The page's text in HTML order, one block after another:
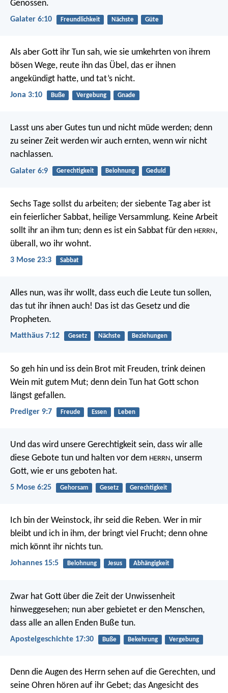
Genossen.
Galater 6:10 Freundlichkeit Nächste Güte
Als aber Gott ihr Tun sah, wie sie umkehrten von ihrem
bösen Wege, reute ihn das Übel, das er ihnen
angekündigt hatte, und tat’s nicht.
Jona 3:10 Buße Vergebung Gnade
Lasst uns aber Gutes tun und nicht müde werden; denn
zu seiner Zeit werden wir auch ernten, wenn wir nicht
nachlassen.
Galater 6:9 Gerechtigkeit Belohnung Geduld
Sechs Tage sollst du arbeiten; der siebente Tag aber ist
ein feierlicher Sabbat, heilige Versammlung. Keine Arbeit
sollt ihr an ihm tun; denn es ist ein Sabbat für den HERRN ,
überall, wo ihr wohnt.
3 Mose 23:3 Sabbat
Alles nun, was ihr wollt, dass euch die Leute tun sollen,
das tut ihr ihnen auch! Das ist das Gesetz und die
Propheten.
Matthäus 7:12 Gesetz Nächste Beziehungen
So geh hin und iss dein Brot mit Freuden, trink deinen
Wein mit gutem Mut; denn dein Tun hat Gott schon
längst gefallen.
Prediger 9:7 Freude Essen Leben
Und das wird unsere Gerechtigkeit sein, dass wir alle
diese Gebote tun und halten vor dem HERRN , unserm
Gott, wie er uns geboten hat.
5 Mose 6:25 Gehorsam Gesetz Gerechtigkeit
Ich bin der Weinstock, ihr seid die Reben. Wer in mir
bleibt und ich in ihm, der bringt viel Frucht; denn ohne
mich könnt ihr nichts tun.
Johannes 15:5 Belohnung Jesus Abhängigkeit
Zwar hat Gott über die Zeit der Unwissenheit
hinweggesehen; nun aber gebietet er den Menschen,
dass alle an allen Enden Buße tun.
Apostelgeschichte 17:30 Buße Bekehrung Vergebung
Denn die Augen des Herrn sehen auf die Gerechten, und
seine Ohren hören auf ihr Gebet; das Angesicht des